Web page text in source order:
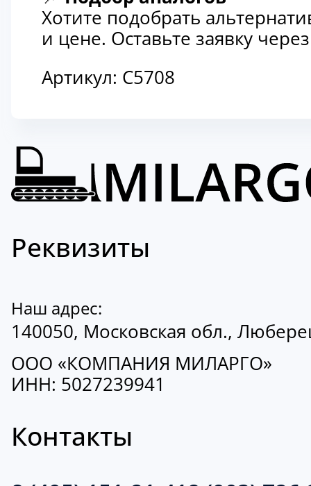
Хотите подобрать
и цене. Оставьте заявку
Артикул: C5708
Реквизиты
Наш адрес:
140050, Московская обл.,
ООО «КОМПАНИЯ МИЛАРГО»
ИНН: 5027239941
Контакты